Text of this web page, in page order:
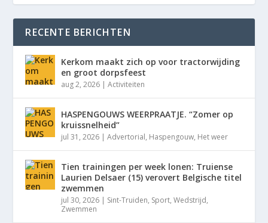
RECENTE BERICHTEN
Kerkom maakt zich op voor tractorwijding
en groot dorpsfeest
aug 2, 2026 |Activiteiten
HASPENGOUWS WEERPRAATJE. “Zomer op
kruissnelheid”
jul 31, 2026 |Advertorial, Haspengouw, Het weer
Tien trainingen per week lonen: Truiense
Laurien Delsaer (15) verovert Belgische titel
zwemmen
jul 30, 2026 | Sint-Truiden, Sport,Wedstrijd,
Zwemmen